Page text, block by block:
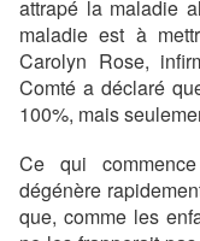
attrapé la maladie
maladie est à
Carolyn Rose,
Comté a déclaré
100%, mais
Ce qui
dégénère
que, comme les